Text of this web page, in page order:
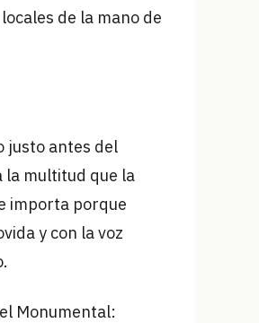
de la mano de
justo antes del
la multitud que la
importa porque
y con la voz
Monumental: